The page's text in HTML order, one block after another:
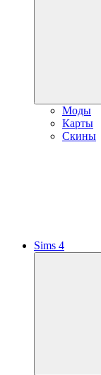
Моды
Карты
Скины
Sims 4